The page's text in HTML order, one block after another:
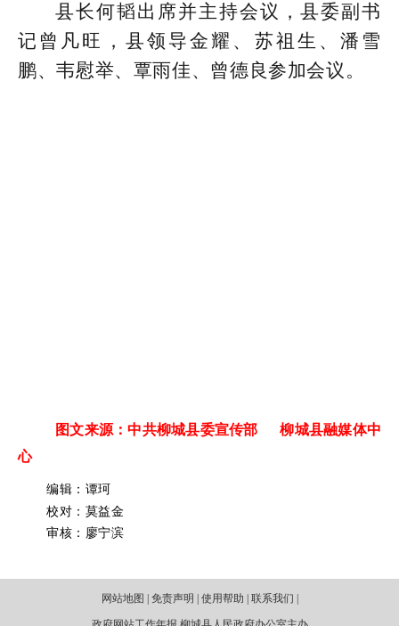
县长何韬出席并主持会议，县委副书
记曾凡旺，县领导金耀、苏祖生、潘雪
鹏、韦慰举、覃雨佳、曾德良参加会议。
图文来源：中共柳城县委宣传部 柳城县融媒体中
心
编辑：谭珂
校对：莫益金
审核：廖宁滨
网站地图 | 免责声明 | 使用帮助 | 联系我们 |